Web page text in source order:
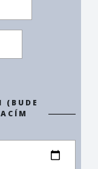
(BUDE